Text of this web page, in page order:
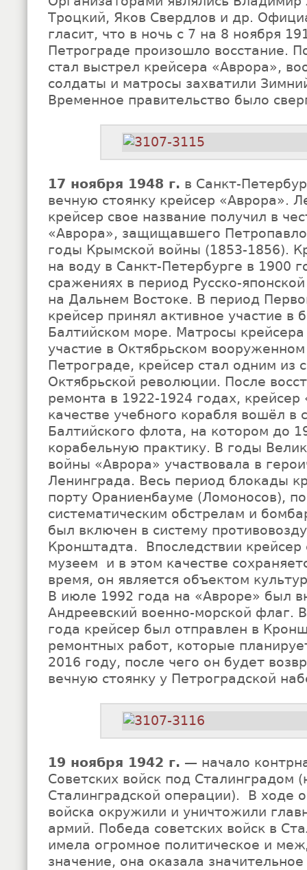
Троцкий, Яков Свердлов и др.
гласит, что в ночь с 7 на 8 ноября
Петрограде произошло восстание.
стал выстрел крей­сера «Аврора»,
солдаты и матросы захватили
Временное правительство было
17 ноября 1948 г. в Санкт-
вечную стоянку крейсер «Аврора».
крейсер свое название получил в
«Аврора», защищавшего
годы Крымской войны (1853-1856).
на воду в Санкт-Петербурге в 1900
сражениях в период Русско-
на Дальнем Востоке. В период
крейсер принял активное участие в
Балтийском море. Матросы
участие в Октябрьском вооруженном
Петрограде, крейсер стал одним из
Октябрьской революции. После
ремонта в 1922-1924 годах, крейсер
качестве учебного корабля вошёл в
Балтийского флота, на котором до
корабельную практику. В годы
войны «Аврора» участвовала в
Ленинграда. Весь период блокады
порту Ораниенбауме (Ломоносов),
систематическим обстрелам и
был включен в систему
Кронштадта. Впоследствии крейсер
музеем и в этом качестве
время, он является объектом
В июле 1992 года на «Авроре» был
Андреевский военно-морской флаг.
года крейсер был отправлен в
ремонтных работ, которые
2016 году, после чего он будет
вечную стоянку у Петроградской
19 ноября 1942 г. — начало
Советских войск под Сталинградом
Сталинградской операции). В ходе
войска окружили и уничтожили
армий. Победа советских войск в
имела огромное политическое и
значение, она оказала